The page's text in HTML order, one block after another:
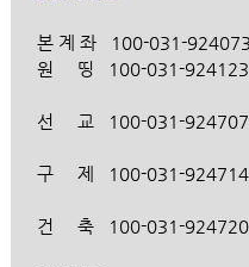
본 계 좌   100-031-
원     띵   100-031-924123
선     교   100-031-
구     제   100-031-924714
건     축   100-031-